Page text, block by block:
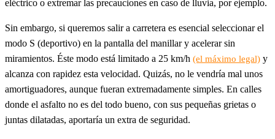
eléctrico o extremar las precauciones en caso de lluvia, por ejemplo.
Sin embargo, si queremos salir a carretera es esencial seleccionar el
modo S (deportivo) en la pantalla del manillar y acelerar sin
miramientos. Éste modo está limitado a 25 km/h (el máximo legal) y
alcanza con rapidez esta velocidad. Quizás, no le vendría mal unos
amortiguadores, aunque fueran extremadamente simples. En calles
donde el asfalto no es del todo bueno, con sus pequeñas grietas o
juntas dilatadas, aportaría un extra de seguridad.